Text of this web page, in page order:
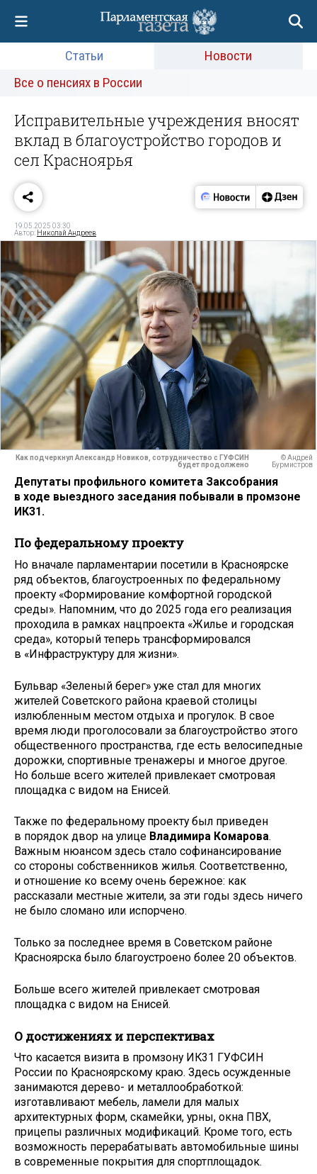
Статьи
Новости
Все о пенсиях в России
Исправительные учреждения вносят
вклад в благоустройство городов и
сел Красноярья
19.05.2025 03:30
Автор: Николай Андреев
Как подчеркнул Александр Новиков, сотрудничество с ГУФСИН
будет продолжено
© Андрей
Бурмистров
Депутаты профильного комитета Заксобрания
в ходе выездного заседания побывали в промзоне
ИК­31.
По федеральному проекту
Но вначале парламентарии посетили в Красноярске
ряд объектов, благоустроенных по федеральному
проекту «Формирование комфортной городской
среды». Напомним, что до 2025 года его реализация
проходила в рамках нацпроекта «Жилье и городская
среда», который теперь трансформировался
в «Инфраструктуру для жизни».
Бульвар «Зеленый берег» уже стал для многих
жителей Советского района краевой столицы
излюбленным местом отдыха и прогулок. В свое
время люди проголосовали за благоустройство этого
общественного пространства, где есть велосипедные
дорожки, спортивные тренажеры и многое другое.
Но больше всего жителей привлекает смотровая
площадка с видом на Енисей.
Также по федеральному проекту был приведен
в порядок двор на улице Владимира Комарова.
Важным нюансом здесь стало софинансирование
со стороны собственников жилья. Соответственно,
и отношение ко всему очень бережное: как
рассказали местные жители, за эти годы здесь ничего
не было сломано или испорчено.
Только за последнее время в Советском районе
Красноярска было благоустроено более 20 объектов.
Больше всего жителей привлекает смотровая
площадка с видом на Енисей.
О достижениях и перспективах
Что касается визита в промзону ИК­31 ГУФСИН
России по Красноярскому краю. Здесь осужденные
занимаются дерево-­ и металлообработкой:
изготавливают мебель, ламели для малых
архитектурных форм, скамейки, урны, окна ПВХ,
прицепы различных модификаций. Кроме того, есть
возможность перерабатывать автомобильные шины
в современные покрытия для спортплощадок.